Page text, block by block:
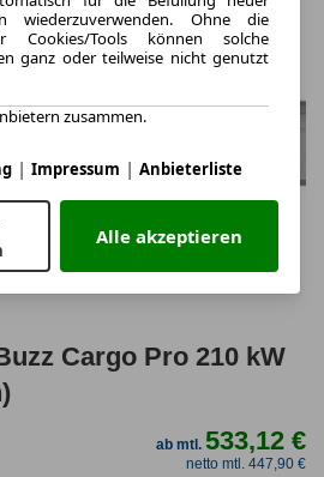
Cargo Pro 210 kW
ab mtl.533,12 €
netto mtl. 447,90 €
wiederzuverwenden. Ohne die
Cookies/Tools können solche
ganz oder teilweise nicht genutzt
zusammen.
| Impressum | Anbieterliste
Alle akzeptieren